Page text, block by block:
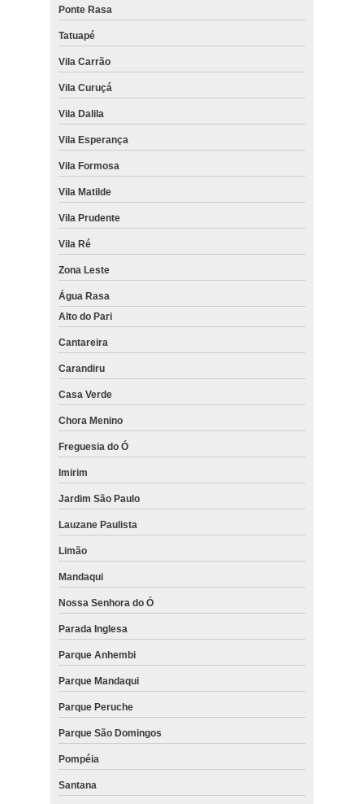
Ponte Rasa
Tatuapé
Vila Carrão
Vila Curuçá
Vila Dalila
Vila Esperança
Vila Formosa
Vila Matilde
Vila Prudente
Vila Ré
Zona Leste
Água Rasa
Alto do Pari
Cantareira
Carandiru
Casa Verde
Chora Menino
Freguesia do Ó
Imirim
Jardim São Paulo
Lauzane Paulista
Limão
Mandaqui
Nossa Senhora do Ó
Parada Inglesa
Parque Anhembi
Parque Mandaqui
Parque Peruche
Parque São Domingos
Pompéia
Santana